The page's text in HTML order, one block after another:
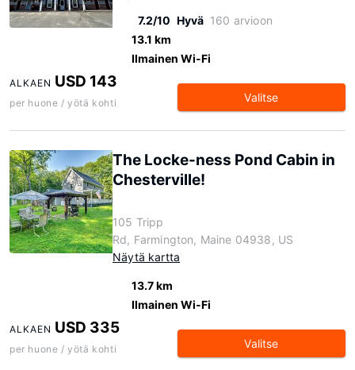
7.2/10 Hyvä 160 arvioon
13.1 km
Ilmainen Wi-Fi
ALKAEN USD 143
per huone / yötä kohti Valitse
The Locke-ness Pond Cabin in
Chesterville!
105 Tripp
Rd, Farmington, Maine 04938, US
Näytä kartta
13.7 km
Ilmainen Wi-Fi
ALKAEN USD 335
per huone / yötä kohti Valitse